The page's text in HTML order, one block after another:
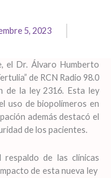
5, 2023
el Dr. Álvaro Humberto
de RCN Radio 98.0
de la ley 2316. Esta ley
uso de biopolímeros en
además destacó el
de los pacientes.
de las clínicas
de esta nueva ley